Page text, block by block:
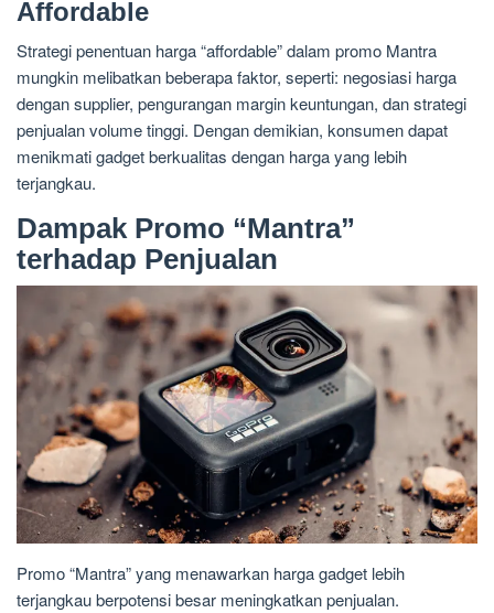
Affordable
Strategi penentuan harga “affordable” dalam promo Mantra
mungkin melibatkan beberapa faktor, seperti: negosiasi harga
dengan supplier, pengurangan margin keuntungan, dan strategi
penjualan volume tinggi. Dengan demikian, konsumen dapat
menikmati gadget berkualitas dengan harga yang lebih
terjangkau.
Dampak Promo “Mantra”
terhadap Penjualan
Promo “Mantra” yang menawarkan harga gadget lebih
terjangkau berpotensi besar meningkatkan penjualan.